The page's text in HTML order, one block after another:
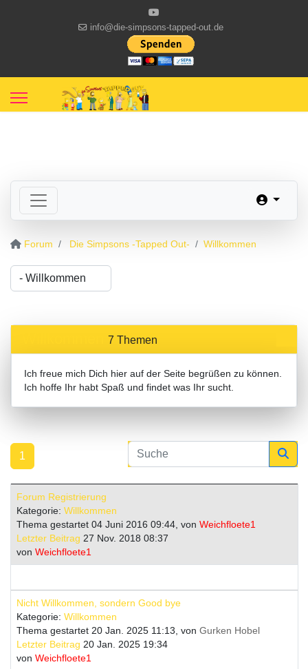
info@die-simpsons-tapped-out.de
Forum Die Simpsons -Tapped Out- Willkommen
7 Themen
Ich freue mich Dich hier auf der Seite begrüßen zu können.
Ich hoffe Ihr habt Spaß und findet was Ihr sucht.
1
Forum Registrierung
Kategorie: Willkommen
Thema gestartet 04 Juni 2016 09:44, von Weichfloete1
Letzter Beitrag 27 Nov. 2018 08:37
von Weichfloete1
Nicht Willkommen, sondern Good bye
Kategorie: Willkommen
Thema gestartet 20 Jan. 2025 11:13, von Gurken Hobel
Letzter Beitrag 20 Jan. 2025 19:34
von Weichfloete1